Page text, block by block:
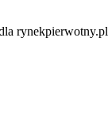
rynekpierwotny.pl